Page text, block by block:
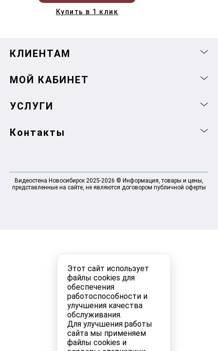
Этот сайт использует
файлы cookies для
обеспечения
работоспособности и
улучшения качества
обслуживания.
Для улучшения работы
сайта мы применяем
файлы cookies и
Купить в 1 клик
КЛИЕНТАМ
МОЙ КАБИНЕТ
УСЛУГИ
Контакты
Видеостена Новосибирск 2025-2026 © Информация, товары и цены,
представленные на сайте, не являются договором публичной оферты